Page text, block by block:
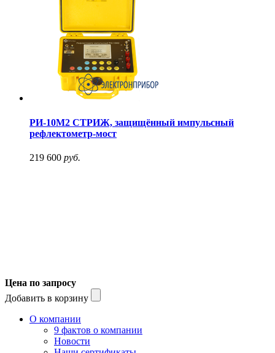
РИ-10М2 СТРИЖ, защищённый импульсный
рефлектометр-мост
219 600 руб.
Цена по запросу
Добавить в корзину
О компании
9 фактов о компании
Новости